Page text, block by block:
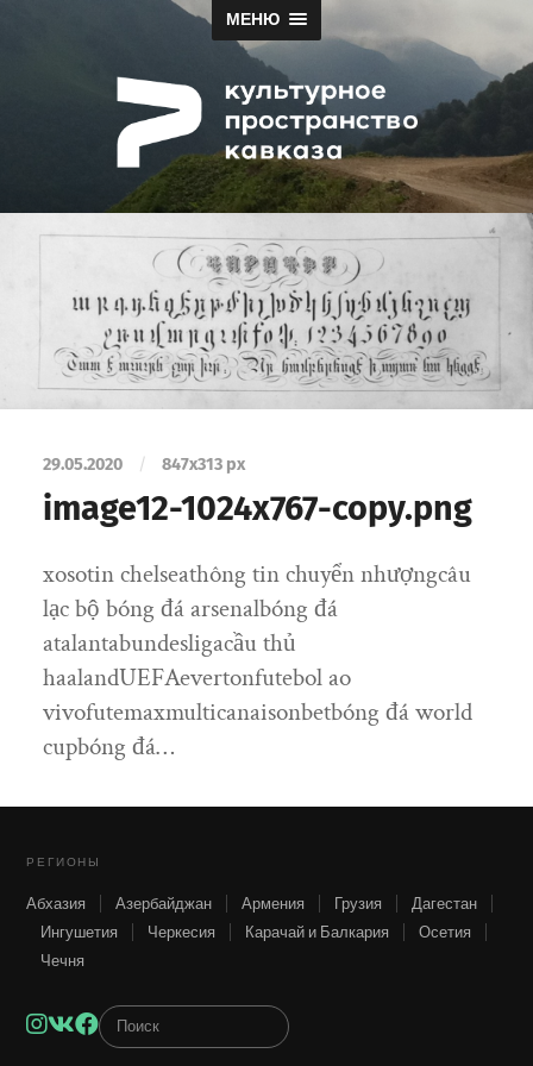
МЕНЮ
29.05.2020 / 847x313 px
image12-1024x767-copy.png
xosotin chelseathông tin chuyển nhượngcâu
lạc bộ bóng đá arsenalbóng đá
atalantabundesligacầu thủ
haalandUEFAevertonfutebol ao
vivofutemaxmulticanaisonbetbóng đá world
cupbóng đá…
РЕГИОНЫ
Абхазия Азербайджан Армения Грузия
Дагестан
Ингушетия
Черкесия Карачай и Балкария
Осетия
Чечня
Instagram
VKFacebook